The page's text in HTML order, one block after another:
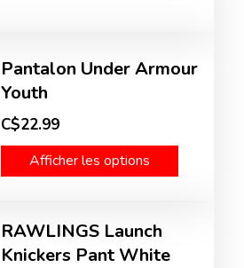
Pantalon Under Armour
Youth
C$22.99
Afficher les options
RAWLINGS Launch
Knickers Pant White